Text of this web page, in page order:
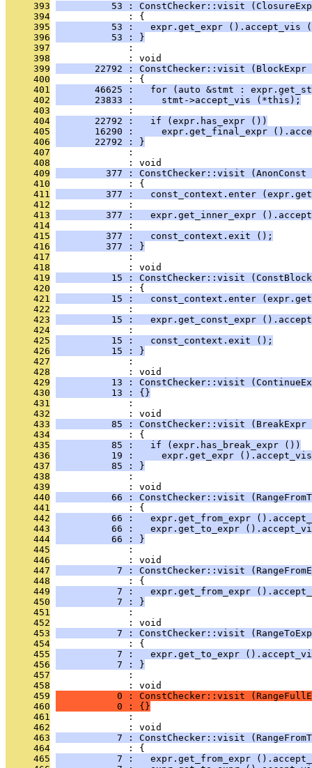
     393
53 : ConstChecker::visit
     394
              : {
     395
53 :   expr.get_expr ().accept_vis
     396
          53 : }
     397
              :
     398
              : void
     399
22792 : ConstChecker::visit (BlockExpr
     400
              : {
     401
46625 :   for (auto &stmt :
     402
       23833 :     stmt->accept_vis (*this);
     403
              :
     404
       22792 :   if (expr.has_expr ())
     405
16290 :     expr.get_final_expr
     406
       22792 : }
     407
              :
     408
              : void
     409
377 : ConstChecker::visit (AnonConst
     410
              : {
     411
377 :   const_context.enter
     412
              :
     413
377 :   expr.get_inner_expr
     414
              :
     415
         377 :   const_context.exit ();
     416
         377 : }
     417
              :
     418
              : void
     419
15 : ConstChecker::visit
     420
              : {
     421
15 :   const_context.enter
     422
              :
     423
15 :   expr.get_const_expr
     424
              :
     425
          15 :   const_context.exit ();
     426
          15 : }
     427
              :
     428
              : void
     429
13 : ConstChecker::visit
     430
          13 : {}
     431
              :
     432
              : void
     433
85 : ConstChecker::visit (BreakExpr
     434
              : {
     435
          85 :   if (expr.has_break_expr ())
     436
19 :     expr.get_expr
     437
          85 : }
     438
              :
     439
              : void
     440
66 : ConstChecker::visit
     441
              : {
     442
66 :   expr.get_from_expr
     443
66 :   expr.get_to_expr
     444
          66 : }
     445
              :
     446
              : void
     447
7 : ConstChecker::visit
     448
              : {
     449
7 :   expr.get_from_expr
     450
           7 : }
     451
              :
     452
              : void
     453
7 : ConstChecker::visit
     454
              : {
     455
7 :   expr.get_to_expr
     456
           7 : }
     457
              :
     458
              : void
     459
0 : ConstChecker::visit
     460
           0 : {}
     461
              :
     462
              : void
     463
7 : ConstChecker::visit
     464
              : {
     465
7 :   expr.get_from_expr